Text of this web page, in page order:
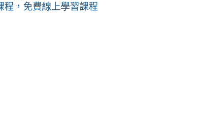
程，免費線上學習課程